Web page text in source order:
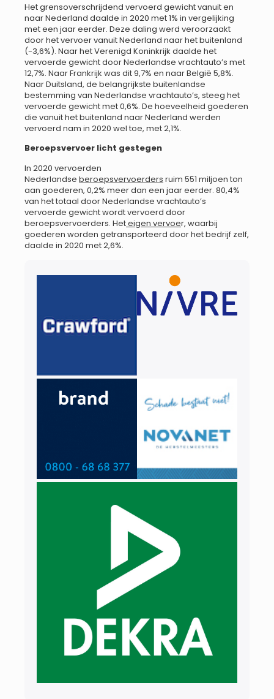
Het grensoverschrijdend vervoerd gewicht vanuit en
naar Nederland daalde in 2020 met 1% in vergelijking
met een jaar eerder. Deze daling werd veroorzaakt
door het vervoer vanuit Nederland naar het buitenland
(-3,6%). Naar het Verenigd Koninkrijk daalde het
vervoerde gewicht door Nederlandse vrachtauto’s met
12,7%. Naar Frankrijk was dit 9,7% en naar België 5,8%.
Naar Duitsland, de belangrijkste buitenlandse
bestemming van Nederlandse vrachtauto’s, steeg het
vervoerde gewicht met 0,6%. De hoeveelheid goederen
die vanuit het buitenland naar Nederland werden
vervoerd nam in 2020 wel toe, met 2,1%.
Beroepsvervoer licht gestegen
In 2020 vervoerden
Nederlandse beroepsvervoerders ruim 551 miljoen ton
aan goederen, 0,2% meer dan een jaar eerder. 80,4%
van het totaal door Nederlandse vrachtauto’s
vervoerde gewicht wordt vervoerd door
beroepsvervoerders. Heteigen vervoer, waarbij
goederen worden getransporteerd door het bedrijf zelf,
daalde in 2020 met 2,6%.